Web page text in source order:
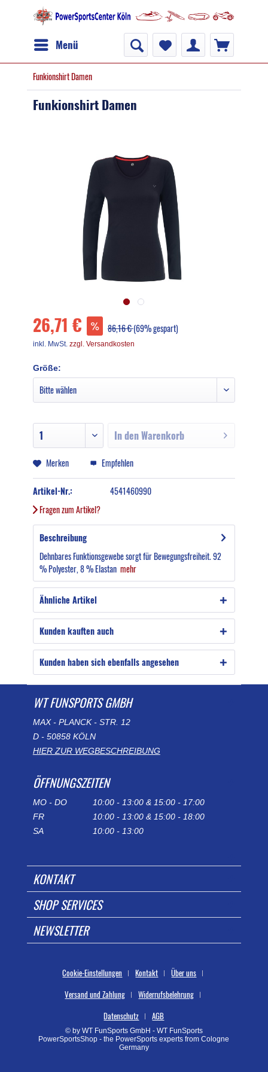
Menü
Funkionshirt Damen
Funkionshirt Damen
26,71 € 86,16 €(69% gespart)
inkl. MwSt. zzgl. Versandkosten
Größe:
In denWarenkorb
Merken Empfehlen
Artikel-Nr.:
4541460990
Fragen zum Artikel?
Beschreibung
Dehnbares Funktionsgewebe sorgt für Bewegungsfreiheit. 92
% Polyester, 8 % Elastan mehr
Ähnliche Artikel
Kunden kauften auch
Kunden haben sich ebenfalls angesehen
WT FUNSPORTS GMBH
MAX - PLANCK - STR. 12
D - 50858 KÖLN
HIER ZUR WEGBESCHREIBUNG
ÖFFNUNGSZEITEN
MO - DO
10:00 - 13:00 & 15:00 - 17:00
FR
10:00 - 13:00 & 15:00 - 18:00
SA
10:00 - 13:00
KONTAKT
SHOP SERVICES
NEWSLETTER
Cookie-Einstellungen Kontakt
Über uns
Versand und Zahlung
Widerrufsbelehrung
Datenschutz
AGB
© by WT FunSports GmbH - WT FunSports
PowerSportsShop - the PowerSports experts from Cologne
Germany